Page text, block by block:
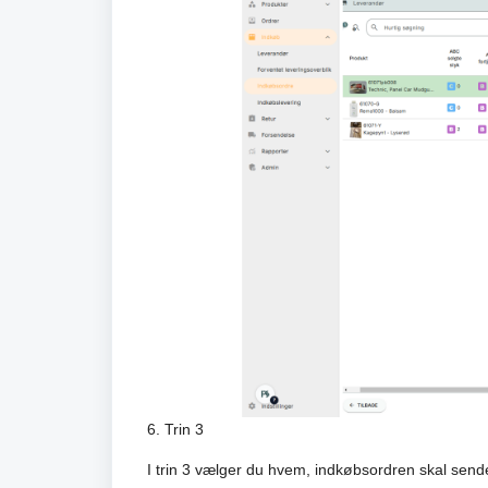
6. Trin 3
I trin 3 vælger du hvem, indkøbsordren skal